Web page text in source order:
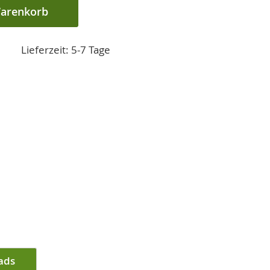
Lieferzeit: 5-7 Tage